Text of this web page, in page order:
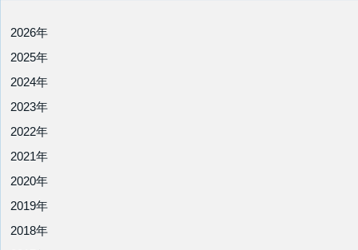
2026年
2025年
2024年
2023年
2022年
2021年
2020年
2019年
2018年